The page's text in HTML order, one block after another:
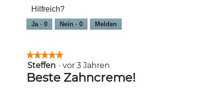
5
Hilfreich?
Ja · 0 Nein · 0 Melden
★★★★★
★★★★★
5
von
5
Steffen · vor 3 Jahren
Beste Zahncreme!